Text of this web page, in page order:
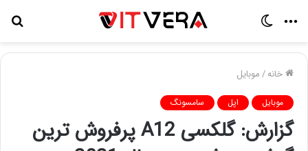
منو
خانه/موبایل
موبایل اپل سامسونگ
گزارش: گلکسی A12 پرفروش‌ ترین